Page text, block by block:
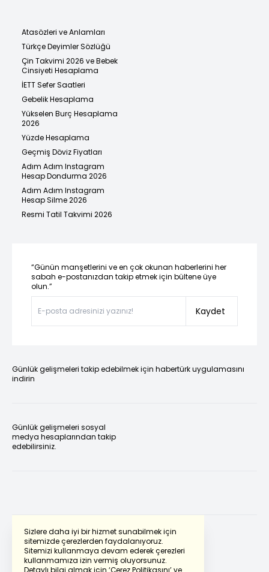
Sizlere daha iyi bir hizmet sunabilmek için
sitemizde çerezlerden faydalanıyoruz.
Sitemizi kullanmaya devam ederek çerezleri
kullanmamıza izin vermiş oluyorsunuz.
Detaylı bilgi almak için ‘Çerez Politikasını’ve
Atasözleri ve Anlamları
Türkçe Deyimler Sözlüğü
Çin Takvimi 2026 ve Bebek
Cinsiyeti Hesaplama
İETT Sefer Saatleri
Gebelik Hesaplama
Yükselen Burç Hesaplama
2026
Yüzde Hesaplama
Geçmiş Döviz Fiyatları
Adım Adım Instagram
Hesap Dondurma 2026
Adım Adım Instagram
Hesap Silme 2026
Resmi Tatil Takvimi 2026
“Günün manşetlerini ve en çok okunan haberlerini her
sabah e-postanızdan takip etmek için bültene üye
olun.”
Kaydet
Günlük gelişmeleri takip edebilmek için habertürk uygulamasını
indirin
Günlük gelişmeleri sosyal
medya hesaplarından takip
edebilirsiniz.
Powered by Translate